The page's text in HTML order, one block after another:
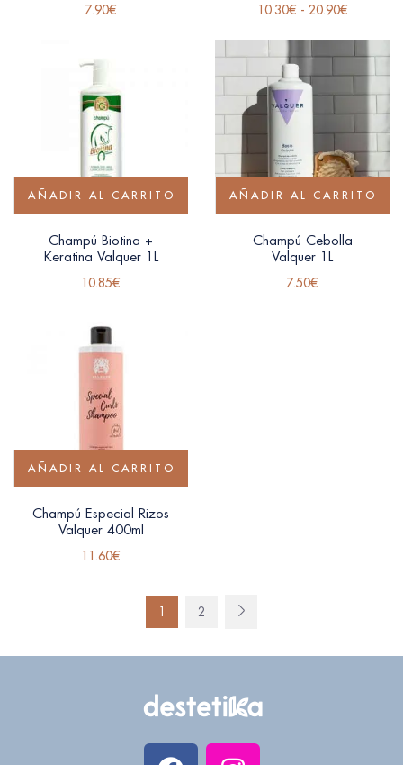
7.90€ 10.30€ - 20.90€
AÑADIR AL CARRITO
Champú Biotina +
Keratina Valquer 1L
10.85€
AÑADIR AL CARRITO
Champú Cebolla
Valquer 1L
7.50€
AÑADIR AL CARRITO
Champú Especial Rizos
Valquer 400ml
11.60€
1 2